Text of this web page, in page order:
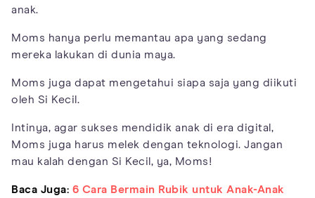
anak.
Moms hanya perlu memantau apa yang sedang
mereka lakukan di dunia maya.
Moms juga dapat mengetahui siapa saja yang diikuti
oleh Si Kecil.
Intinya, agar sukses mendidik anak di era digital,
Moms juga harus melek dengan teknologi. Jangan
mau kalah dengan Si Kecil, ya, Moms!
Baca Juga: 6 Cara Bermain Rubik untuk Anak-Anak